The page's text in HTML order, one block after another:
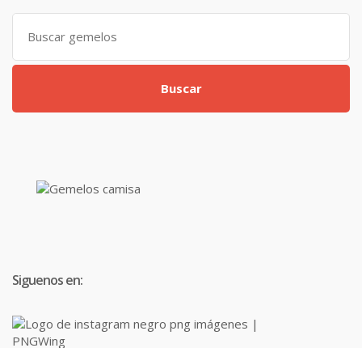
Search
for:
Buscar
Siguenos en: